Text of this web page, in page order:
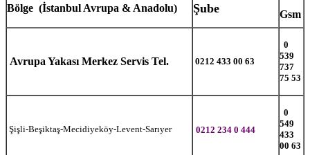
Bölge (İstanbul Avrupa & Anadolu) Şube Gsm
Avrupa Yakası Merkez Servis Tel. 0212 433 00 63
0
539
737
75 53
Şişli-Beşiktaş-Mecidiyeköy-Levent-Sarıyer 0212 234 0 444
0
549
433
00 63